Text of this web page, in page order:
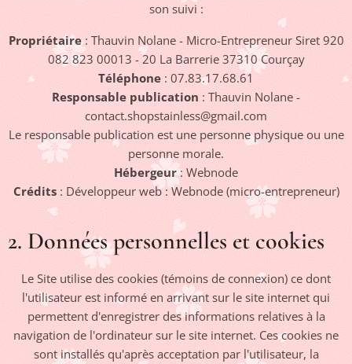
son suivi :
Propriétaire: Thauvin Nolane - Micro-Entrepreneur Siret 920
082 823 00013 - 20 La Barrerie 37310 Courçay
Téléphone : 07.83.17.68.61
Responsable publication : Thauvin Nolane -
contact.shopstainless@gmail.com
Le responsable publication est une personne physique ou une
personne morale.
Hébergeur: Webnode
Crédits : Développeur web : Webnode (micro-entrepreneur)
2. Données personnelles et cookies
Le Site utilise des cookies (témoins de connexion) ce dont
l'utilisateur est informé en arrivant sur le site internet qui
permettent d'enregistrer des informations relatives à la
navigation de l'ordinateur sur le site internet. Ces cookies ne
sont installés qu'après acceptation par l'utilisateur, la